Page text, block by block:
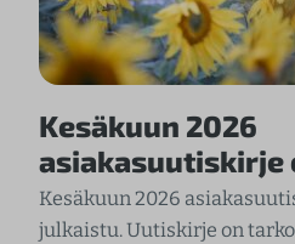
Kesäkuun 2026
asiakasuutiskirje
Kesäkuun 2026
julkaistu. Uutiskirje on